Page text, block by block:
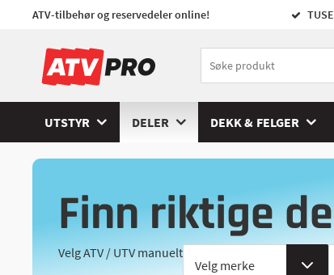
ATV-tilbehør og reservedeler online!
UTSTYR DELER DEKK & FELGER
Finn riktige
Velg ATV / UTV manuelt